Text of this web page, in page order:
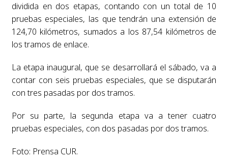
dividida en dos etapas, contando con un total de 10
pruebas especiales, las que tendrán una extensión de
124,70 kilómetros, sumados a los 87,54 kilómetros de
los tramos de enlace.
La etapa inaugural, que se desarrollará el sábado, va a
contar con seis pruebas especiales, que se disputarán
con tres pasadas por dos tramos.
Por su parte, la segunda etapa va a tener cuatro
pruebas especiales, con dos pasadas por dos tramos.
Foto: Prensa CUR.